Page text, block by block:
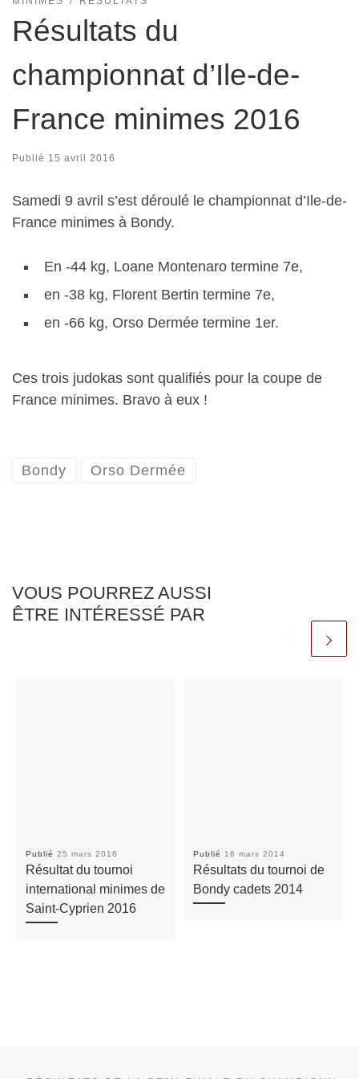
Résultats du
championnat d’Ile-de-
France minimes 2016
Publié 15 avril 2016
Samedi 9 avril s’est déroulé le championnat d’Ile-de-
France minimes à Bondy.
En -44 kg, Loane Montenaro termine 7e,
en -38 kg, Florent Bertin termine 7e,
en -66 kg, Orso Dermée termine 1er.
Ces trois judokas sont qualifiés pour la coupe de
France minimes. Bravo à eux !
Bondy Orso Dermée
VOUS POURREZ AUSSI
ÊTRE INTÉRESSÉ PAR
Publié 25 mars 2016
Résultat du tournoi
international minimes de
Saint-Cyprien 2016
Publié 16 mars 2014
Résultats du tournoi de
Bondy cadets 2014